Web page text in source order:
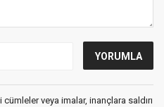
veya imalar, inançlara saldırı